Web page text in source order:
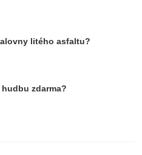
litého asfaltu?
zdarma?